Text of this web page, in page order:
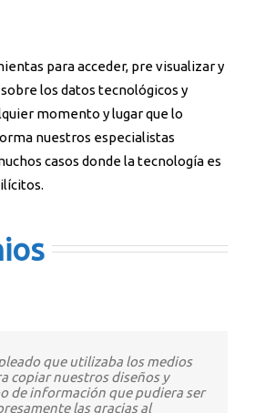
para acceder, pre visualizar y
los datos tecnológicos y
momento y lugar que lo
nuestros especialistas
casos donde la tecnología es
que utilizaba los medios
copiar nuestros diseños y
de información que pudiera ser
las gracias al